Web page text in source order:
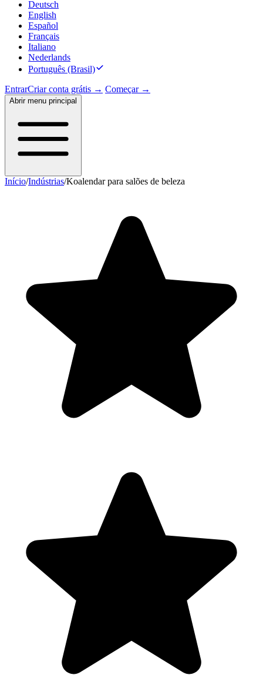
Deutsch
English
Español
Français
Italiano
Nederlands
Português (Brasil)
EntrarCriar conta grátis → Começar →
Abrir menu principal
Início/Indústrias/Koalendar para salões de beleza